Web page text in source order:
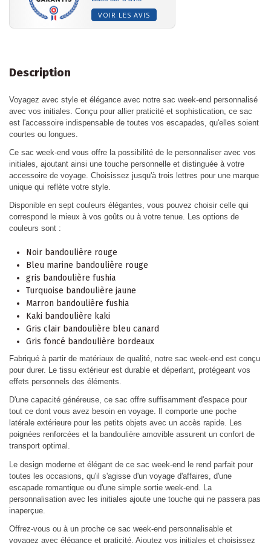
VOIR LES AVIS
Description
Voyagez avec style et élégance avec notre sac week-end personnalisé
avec vos initiales. Conçu pour allier praticité et sophistication, ce sac
est l'accessoire indispensable de toutes vos escapades, qu'elles soient
courtes ou longues.
Ce sac week-end vous offre la possibilité de le personnaliser avec vos
initiales, ajoutant ainsi une touche personnelle et distinguée à votre
accessoire de voyage. Choisissez jusqu'à trois lettres pour une marque
unique qui reflète votre style.
Disponible en sept couleurs élégantes, vous pouvez choisir celle qui
correspond le mieux à vos goûts ou à votre tenue. Les options de
couleurs sont :
Noir bandoulière rouge
Bleu marine bandoulière rouge
gris bandoulière fushia
Turquoise bandoulière jaune
Marron bandoulière fushia
Kaki bandoulière kaki
Gris clair bandoulière bleu canard
Gris foncé bandoulière bordeaux
Fabriqué à partir de matériaux de qualité, notre sac week-end est conçu
pour durer. Le tissu extérieur est durable et déperlant, protégeant vos
effets personnels des éléments.
D'une capacité généreuse, ce sac offre suffisamment d'espace pour
tout ce dont vous avez besoin en voyage. Il comporte une poche
latérale extérieure pour les petits objets avec un accès rapide. Les
poignées renforcées et la bandoulière amovible assurent un confort de
transport optimal.
Le design moderne et élégant de ce sac week-end le rend parfait pour
toutes les occasions, qu'il s'agisse d'un voyage d'affaires, d'une
escapade romantique ou d'une simple sortie week-end. La
personnalisation avec les initiales ajoute une touche qui ne passera pas
inaperçue.
Offrez-vous ou à un proche ce sac week-end personnalisable et
voyagez avec élégance et praticité. Ajoutez vos initiales et choisissez